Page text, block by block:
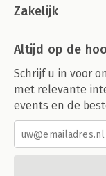
Zakelijk
Altijd op de
Schrijf u in voor
met relevante
events en de